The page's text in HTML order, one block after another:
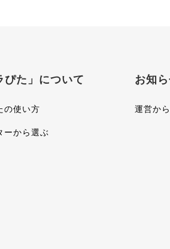
ぴた」について
の使い方
ーから選ぶ
お知
運営か